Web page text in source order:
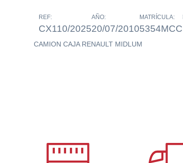
REF:
CX110/2025
AÑO:
20/07/2010
MATRÍCULA:
5354MCC
CAMION CAJA RENAULT MIDLUM